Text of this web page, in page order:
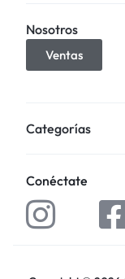
Nosotros
Ventas
Categorías
Conéctate